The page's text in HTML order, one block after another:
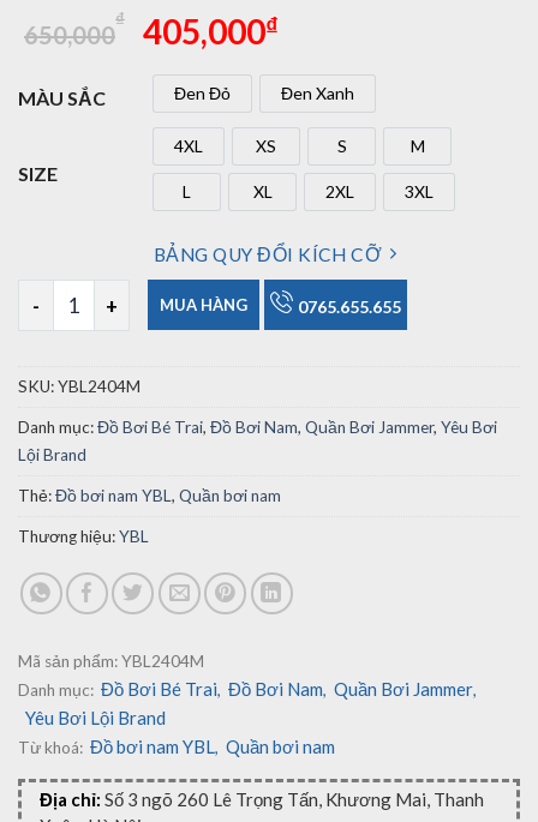
650,000
₫
Giá
gốc
là:
650,000₫.
405,000₫
tại
là:
405,000₫.
MÀU SẮC Đen Đỏ
Đen Đỏ Đen Xanh
Đen Xanh
SIZE
4XL
4XL XS
XS S
S M
M
LL XL
XL 2XL
2XL 3XL
3XL
BẢNG QUY ĐỔI KÍCH CỠ
Quần Bơi Nam YBL2404M Có Cả Size Trẻ Em số lượng
MUA HÀNG 0765.655.655
SKU:YBL2404M
Danh mục:Đồ Bơi Bé Trai, Đồ Bơi Nam, Quần Bơi Jammer, Yêu Bơi
Lội Brand
Thẻ:Đồ bơi nam YBL , Quần bơi nam
Thương hiệu:YBL
Mã sản phẩm:YBL2404M
Danh mục: Đồ Bơi Bé Trai, Đồ Bơi Nam, Quần Bơi Jammer,
Yêu Bơi Lội Brand
Từ khoá: Đồ bơi nam YBL, Quần bơi nam
Địa chỉ: Số 3 ngõ 260 Lê Trọng Tấn, Khương Mai, Thanh